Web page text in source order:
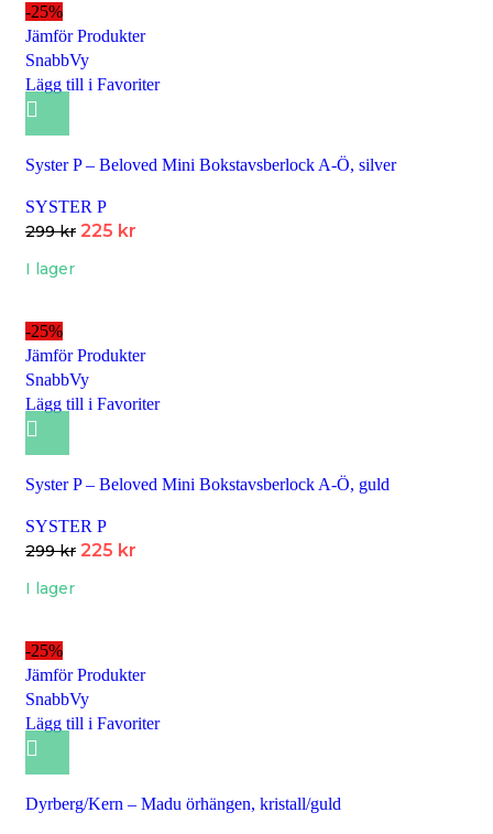
-25%
Jämför Produkter
SnabbVy
Lägg till i Favoriter
Syster P – Beloved Mini Bokstavsberlock A-Ö, silver
SYSTER P
299kr 225 kr
I lager
-25%
Jämför Produkter
SnabbVy
Lägg till i Favoriter
Syster P – Beloved Mini Bokstavsberlock A-Ö, guld
SYSTER P
299kr 225 kr
I lager
-25%
Jämför Produkter
SnabbVy
Lägg till i Favoriter
Dyrberg/Kern – Madu örhängen, kristall/guld